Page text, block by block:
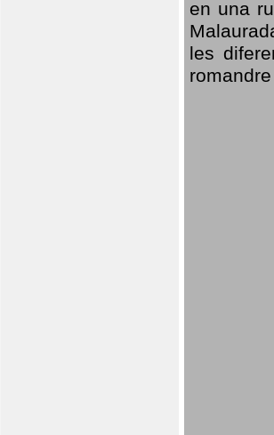
en una
les